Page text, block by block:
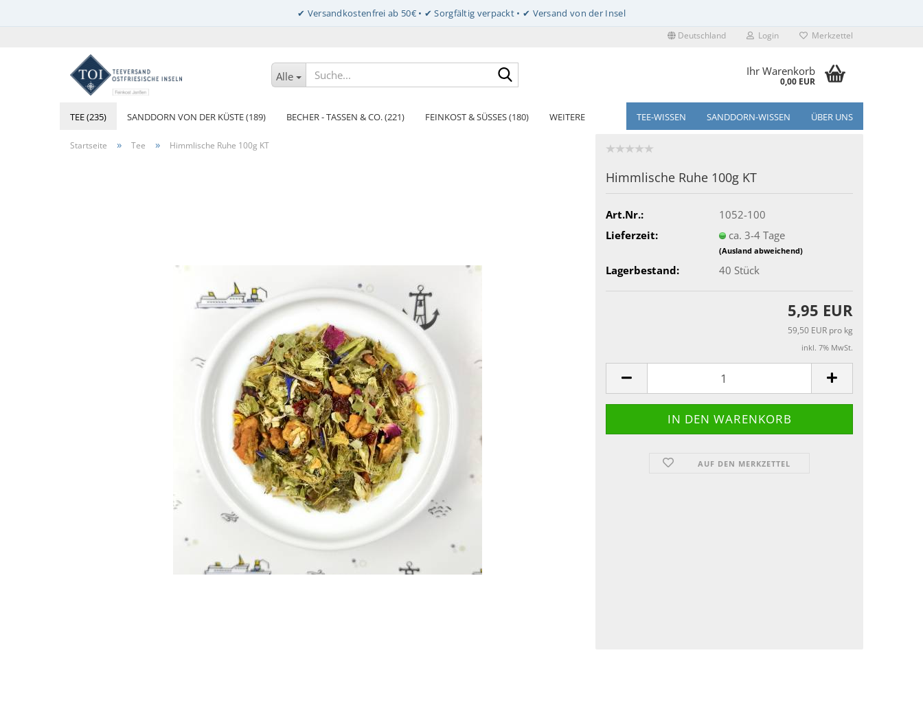
Deutschland Login Merkzettel
Alle Ihr Warenkorb
0,00 EUR
TEE (235) SANDDORN VON DER KÜSTE (189) BECHER - TASSEN & CO. (221) FEINKOST & SÜSSES (180) TEE-WISSEN SANDDORN-WISSEN ÜBER UNS
WEITERE
Startseite » Tee » Himmlische Ruhe 100g KT
Himmlische Ruhe 100g KT
Art.Nr.:
1052-100
Lieferzeit:
ca. 3-4 Tage
(Ausland abweichend)
Lagerbestand: 40 Stück
5,95 EUR
59,50 EUR pro kg
inkl. 7% MwSt.
AUF DEN MERKZETTEL